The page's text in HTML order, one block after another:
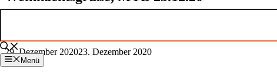
Menü
29. Dezember 202023. Dezember 2020